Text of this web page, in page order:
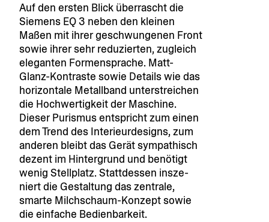
Auf den ersten Blick überrascht die
Siemens EQ 3 neben den kleinen
Maßen mit ihrer geschwun­genen Front
sowie ihrer sehr reduzierten, zugleich
eleganten Formen­sprache. Matt-
Glanz-Kontraste sowie Details wie das
horizontale Metallband unter­streichen
die Hochwer­tigkeit der Maschine.
Dieser Purismus entspricht zum einen
dem Trend des Interi­eur­de­signs, zum
anderen bleibt das Gerät sympa­thisch
dezent im Hinter­grund und benötigt
wenig Stell­platz. Statt­dessen insze­
niert die Gestaltung das zentrale,
smarte Milch­schaum-Konzept sowie
die einfache Bedienbarkeit.